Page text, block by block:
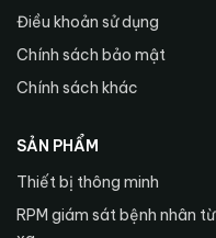
Điều khoản sử dụng
Chính sách bảo mật
Chính sách khác
SẢN PHẨM
Thiết bị thông minh
RPM giám sát bệnh nhân từ